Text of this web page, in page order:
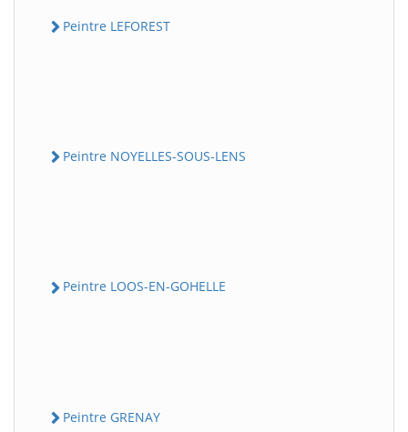
Peintre LEFOREST
Peintre NOYELLES-SOUS-LENS
Peintre LOOS-EN-GOHELLE
Peintre GRENAY